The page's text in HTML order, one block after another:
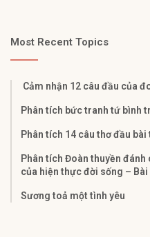
Most Recent Topics
Cảm nhận 12 câu đầu của
Phân tích bức tranh tứ bình
Phân tích 14 câu thơ đầu bài
Phân tích Đoàn thuyền
của hiện thực đời sống – Bài
Sương toả một tình yêu